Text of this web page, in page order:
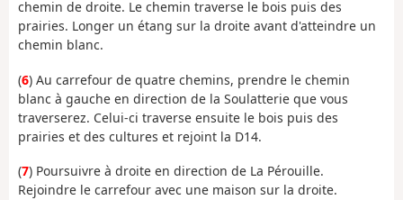
chemin de droite. Le chemin traverse le bois puis des
prairies. Longer un étang sur la droite avant d'atteindre un
chemin blanc.
(6) Au carrefour de quatre chemins, prendre le chemin
blanc à gauche en direction de la Soulatterie que vous
traverserez. Celui-ci traverse ensuite le bois puis des
prairies et des cultures et rejoint la D14.
(7) Poursuivre à droite en direction de La Pérouille.
Rejoindre le carrefour avec une maison sur la droite.